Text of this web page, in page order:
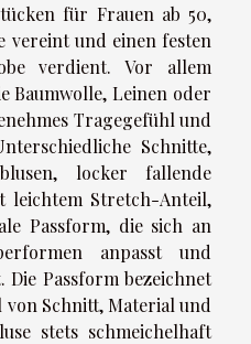
für Frauen ab 50,
vereint und einen festen
verdient. Vor allem
Baumwolle, Leinen oder
Tragegefühl und
Schnitte,
locker fallende
leichtem Stretch-Anteil,
Passform, die sich an
anpasst und
Passform bezeichnet
von Schnitt, Material und
stets schmeichelhaft